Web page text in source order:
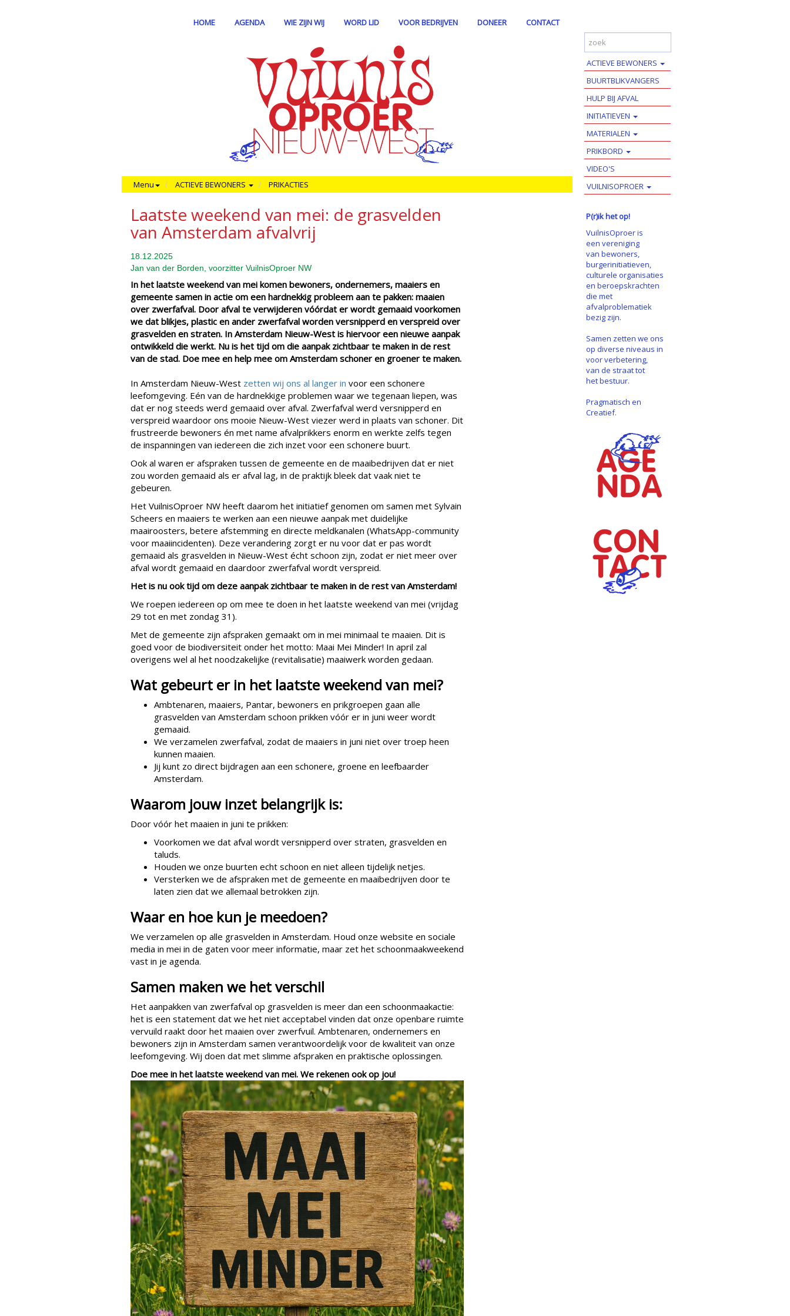
HOME AGENDA WIE ZIJN WIJ WORD LID VOOR BEDRIJVEN DONEER CONTACT
Menu ACTIEVE BEWONERS PRIKACTIES
Laatste weekend van mei: de grasvelden
van Amsterdam afvalvrij
18.12.2025
Jan van der Borden, voorzitter VuilnisOproer NW
In het laatste weekend van mei komen bewoners, ondernemers, maaiers en
gemeente samen in actie om een hardnekkig probleem aan te pakken: maaien
over zwerfafval. Door afval te verwijderen vóórdat er wordt gemaaid voorkomen
we dat blikjes, plastic en ander zwerfafval worden versnipperd en verspreid over
grasvelden en straten. In Amsterdam Nieuw-West is hiervoor een nieuwe aanpak
ontwikkeld die werkt. Nu is het tijd om die aanpak zichtbaar te maken in de rest
van de stad. Doe mee en help mee om Amsterdam schoner en groener te maken.
In Amsterdam Nieuw-West zetten wij ons al langer in voor een schonere
leefomgeving. Eén van de hardnekkige problemen waar we tegenaan liepen, was
dat er nog steeds werd gemaaid over afval. Zwerfafval werd versnipperd en
verspreid waardoor ons mooie Nieuw-West viezer werd in plaats van schoner. Dit
frustreerde bewoners én met name afvalprikkers enorm en werkte zelfs tegen
de inspanningen van iedereen die zich inzet voor een schonere buurt.
Ook al waren er afspraken tussen de gemeente en de maaibedrijven dat er niet
zou worden gemaaid als er afval lag, in de praktijk bleek dat vaak niet te
gebeuren.
Het VuilnisOproer NW heeft daarom het initiatief genomen om samen met Sylvain
Scheers en maaiers te werken aan een nieuwe aanpak met duidelijke
maairoosters, betere afstemming en directe meldkanalen (WhatsApp-community
voor maaiincidenten). Deze verandering zorgt er nu voor dat er pas wordt
gemaaid als grasvelden in Nieuw-West écht schoon zijn, zodat er niet meer over
afval wordt gemaaid en daardoor zwerfafval wordt verspreid.
Het is nu ook tijd om deze aanpak zichtbaar te maken in de rest van Amsterdam!
We roepen iedereen op om mee te doen in het laatste weekend van mei (vrijdag
29 tot en met zondag 31).
Met de gemeente zijn afspraken gemaakt om in mei minimaal te maaien. Dit is
goed voor de biodiversiteit onder het motto: Maai Mei Minder! In april zal
overigens wel al het noodzakelijke (revitalisatie) maaiwerk worden gedaan.
Wat gebeurt er in het laatste weekend van mei?
Ambtenaren, maaiers, Pantar, bewoners en prikgroepen gaan alle
grasvelden van Amsterdam schoon prikken vóór er in juni weer wordt
gemaaid.
We verzamelen zwerfafval, zodat de maaiers in juni niet over troep heen
kunnen maaien.
Jij kunt zo direct bijdragen aan een schonere, groene en leefbaarder
Amsterdam.
Waarom jouw inzet belangrijk is:
Door vóór het maaien in juni te prikken:
Voorkomen we dat afval wordt versnipperd over straten, grasvelden en
taluds.
Houden we onze buurten echt schoon en niet alleen tijdelijk netjes.
Versterken we de afspraken met de gemeente en maaibedrijven door te
laten zien dat we allemaal betrokken zijn.
Waar en hoe kun je meedoen?
We verzamelen op alle grasvelden in Amsterdam. Houd onze website en sociale
media in mei in de gaten voor meer informatie, maar zet het schoonmaakweekend
vast in je agenda.
Samen maken we het verschil
Het aanpakken van zwerfafval op grasvelden is meer dan een schoonmaakactie:
het is een statement dat we het niet acceptabel vinden dat onze openbare ruimte
vervuild raakt door het maaien over zwerfvuil. Ambtenaren, ondernemers en
bewoners zijn in Amsterdam samen verantwoordelijk voor de kwaliteit van onze
leefomgeving. Wij doen dat met slimme afspraken en praktische oplossingen.
Doe mee in het laatste weekend van mei. We rekenen ook op jou!
ACTIEVE BEWONERS
BUURTBLIKVANGERS
HULP BIJ AFVAL
INITIATIEVEN
MATERIALEN
PRIKBORD
VIDEO'S
VUILNISOPROER
P(r)ik het op!
VuilnisOproer is
een vereniging
van bewoners,
burgerinitiatieven,
culturele organisaties
en beroepskrachten
die met
afvalproblematiek
bezig zijn.
Samen zetten we ons
op diverse niveaus in
voor verbetering,
van de straat tot
het bestuur.
Pragmatisch en
Creatief.